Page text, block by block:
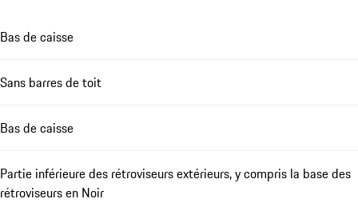
Bas de caisse
Sans barres de toit
Bas de caisse
Partie inférieure des rétroviseurs extérieurs, y compris la base des
rétroviseurs en Noir